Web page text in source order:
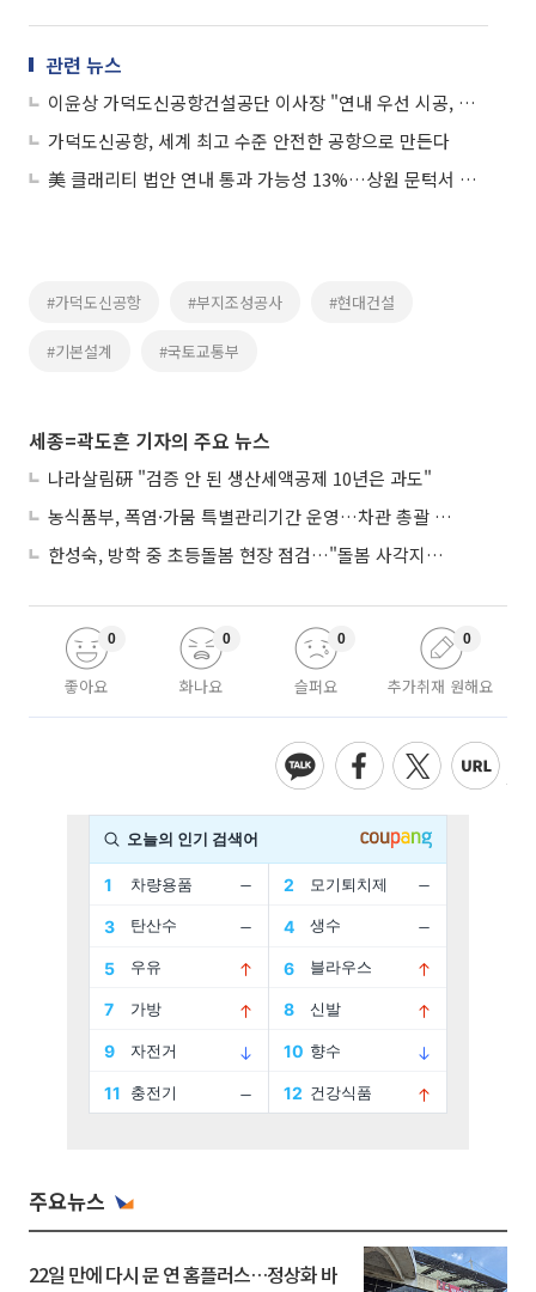
관련 뉴스
이윤상 가덕도신공항건설공단 이사장 "연내 우선 시공, 활주로 확장 검토"
가덕도신공항, 세계 최고 수준 안전한 공항으로 만든다
美 클래리티 법안 연내 통과 가능성 13%…상원 문턱서 제동
#가덕도신공항 #부지조성공사 #현대건설
#기본설계 #국토교통부
세종=곽도흔 기자의 주요 뉴스
나라살림硏 "검증 안 된 생산세액공제 10년은 과도"
농식품부, 폭염·가뭄 특별관리기간 운영…차관 총괄 대응체계 격상
한성숙, 방학 중 초등돌봄 현장 점검…"돌봄 사각지대 없애야"
좋아요
0
화나요
0
슬퍼요
0
추가취재 원해요
0
주요뉴스
22일 만에 다시 문 연 홈플러스…정상화 바